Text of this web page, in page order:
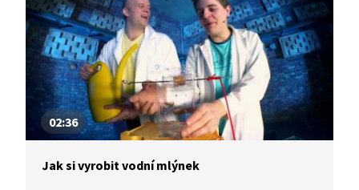
02:36
Jak si vyrobit vodní mlýnek